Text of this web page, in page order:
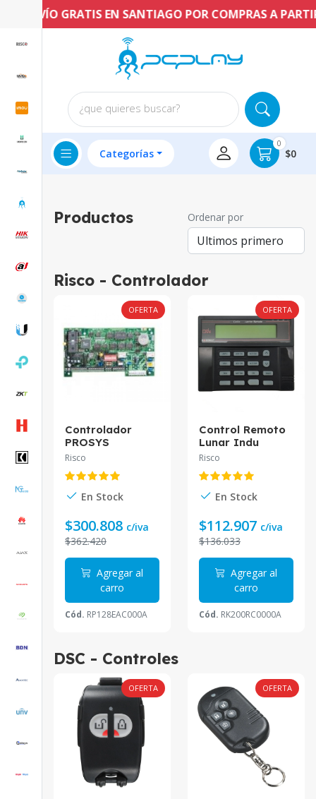
ENVÍO GRATIS EN SANTIAGO POR COMPRAS A PARTIR
¿que quieres buscar?
Categorías
0
$0
Productos Ordenar por
Risco - Controlador
OFERTA
Controlador
PROSYS
RP128EAC000A
Risco
En Stock
$300.808 c/iva
$362.420
Agregar al
carro
Cód. RP128EAC000A
OFERTA
Control Remoto
Lunar Indu
RK200RC0000A
Risco
En Stock
$112.907 c/iva
$136.033
Agregar al
carro
Cód. RK200RC0000A
DSC - Controles
OFERTA OFERTA